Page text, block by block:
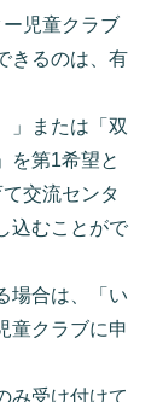
児童クラブ
きるのは、有
」または「双
を第1希望と
交流センタ
込むことがで
場合は、「い
童クラブに申
み受け付けて